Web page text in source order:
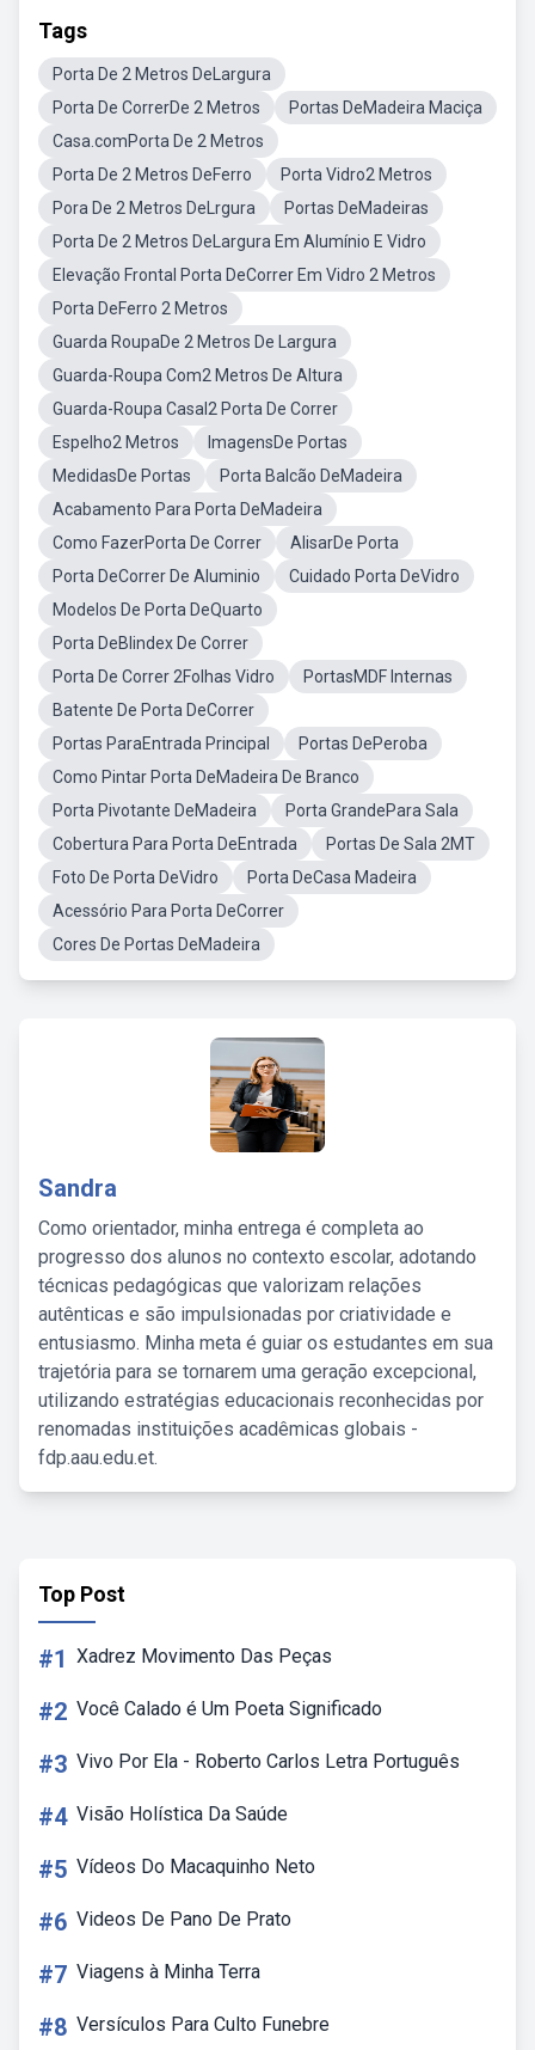
Tags
Porta De 2 Metros DeLargura
Porta De CorrerDe 2 Metros
Portas DeMadeira Maciça
Casa.comPorta De 2 Metros
Porta De 2 Metros DeFerro
Porta Vidro2 Metros
Pora De 2 Metros DeLrgura
Portas DeMadeiras
Porta De 2 Metros DeLargura Em Alumínio E Vidro
Elevação Frontal Porta DeCorrer Em Vidro 2 Metros
Porta DeFerro 2 Metros
Guarda RoupaDe 2 Metros De Largura
Guarda-Roupa Com2 Metros De Altura
Guarda-Roupa Casal2 Porta De Correr
Espelho2 Metros
ImagensDe Portas
MedidasDe Portas
Porta Balcão DeMadeira
Acabamento Para Porta DeMadeira
Como FazerPorta De Correr
AlisarDe Porta
Porta DeCorrer De Aluminio
Cuidado Porta DeVidro
Modelos De Porta DeQuarto
Porta DeBlindex De Correr
Porta De Correr 2Folhas Vidro
PortasMDF Internas
Batente De Porta DeCorrer
Portas ParaEntrada Principal
Portas DePeroba
Como Pintar Porta DeMadeira De Branco
Porta Pivotante DeMadeira
Porta GrandePara Sala
Cobertura Para Porta DeEntrada
Portas De Sala 2MT
Foto De Porta DeVidro
Porta DeCasa Madeira
Acessório Para Porta DeCorrer
Cores De Portas DeMadeira
Sandra
Como orientador, minha entrega é completa ao
progresso dos alunos no contexto escolar, adotando
técnicas pedagógicas que valorizam relações
autênticas e são impulsionadas por criatividade e
entusiasmo. Minha meta é guiar os estudantes em sua
trajetória para se tornarem uma geração excepcional,
utilizando estratégias educacionais reconhecidas por
renomadas instituições acadêmicas globais -
fdp.aau.edu.et.
Top Post
#1 Xadrez Movimento Das Peças
#2 Você Calado é Um Poeta Significado
#3 Vivo Por Ela - Roberto Carlos Letra Português
#4 Visão Holística Da Saúde
#5 Vídeos Do Macaquinho Neto
#6 Videos De Pano De Prato
#7 Viagens à Minha Terra
#8 Versículos Para Culto Funebre